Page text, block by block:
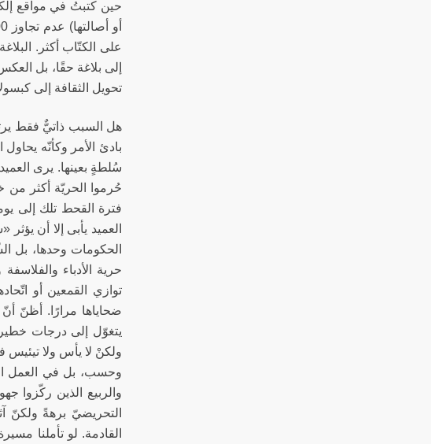
على الكتّاب أكثر.
إلى بلاغة حقًا، بل
تحويل الثقافة إلى
هل السبب ذاتيٌّ فقط
بادئ الأمر وكأنّه
سُلطةٍ بعينها. يرى
حُرموا الحريّة أكثر
فترة القحط تلك إلى
العميد يأبى إلا أن
الحكومات وحدها، بل
حرية الأدباء
توازي القمعين أو
ضحاياها مرارًا. أظنّ
يتغوّل إلى درجات
ولكنْ لا يأس ولا تيئيس
وحسب، بل في العمل
والربيع الذين ركّزوا
التحريضيّ برهةً ولكنّ
القادمة. لو تأملنا